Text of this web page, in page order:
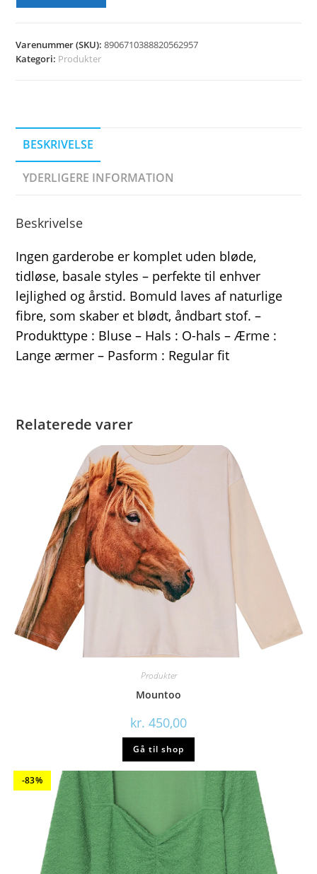
Varenummer (SKU):8906710388820562957
Kategori: Produkter
BESKRIVELSE
YDERLIGERE INFORMATION
Beskrivelse
Ingen garderobe er komplet uden bløde,
tidløse, basale styles – perfekte til enhver
lejlighed og årstid. Bomuld laves af naturlige
fibre, som skaber et blødt, åndbart stof. –
Produkttype : Bluse – Hals : O-hals – Ærme :
Lange ærmer – Pasform : Regular fit
Relaterede varer
Produkter
Mountoo
kr. 450,00
Gå til shop
-83%